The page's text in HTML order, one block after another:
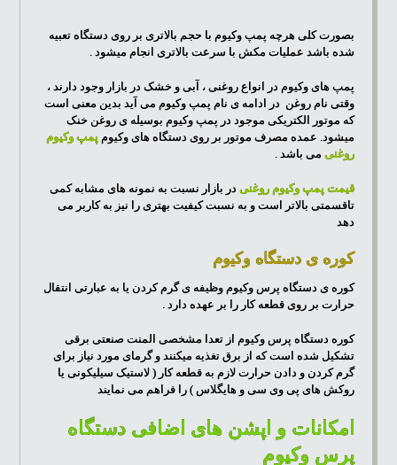
بصورت کلی هرچه پمپ وکیوم با حجم بالاتری بر روی دستگاه تعبیه
شده باشد عملیات مکش با سرعت بالاتری انجام میشود .
پمپ های وکیوم در انواع روغنی ، آبی و خشک در بازار وجود دارند ،
وقتی نام روغن در ادامه ی نام پمپ وکیوم می آید بدین معنی است
که موتور الکتریکی موجود در پمپ وکیوم بوسیله ی روغن خنک
میشود. عمده مصرف موتور بر روی دستگاه های وکیوم پمپ وکیوم
روغنی می باشد .
قیمت پمپ وکیوم روغنی در بازار نسبت به نمونه های مشابه کمی
تاقسمتی بالاتر است و به نسبت کیفیت بهتری را نیز به کاربر می
دهد
کوره ی دستگاه وکیوم
کوره ی دستگاه پرس وکیوم وظیفه ی گرم کردن یا به عبارتی انتقال
حرارت بر روی قطعه کار را بر عهده دارد .
کوره دستگاه پرس وکیوم از تعدا مشخصی المنت صنعتی برقی
تشکیل شده است که از برق تغذیه میکنند و گرمای مورد نیاز برای
گرم کردن و دادن حرارت لازم به قطعه کار ( لاستیک سیلیکونی یا
روکش های پی وی سی و هایگلاس ) را فراهم می نمایند
امکانات و اپشن های اضافی دستگاه
پرس وکیوم